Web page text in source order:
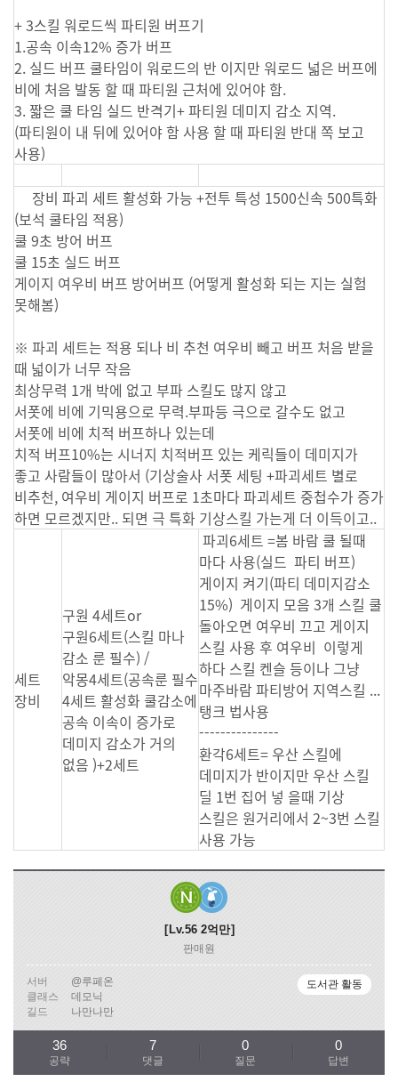
+ 3스킬 워로드씩 파티원 버프기
1.공속 이속12% 증가 버프
2. 실드 버프 쿨타임이 워로드의 반 이지만 워로드 넓은 버프에
비에 처음 발동 할 때 파티원 근처에 있어야 함.
3. 짧은 쿨 타임 실드 반격기+ 파티원 데미지 감소 지역.
(파티원이 내 뒤에 있어야 함 사용 할 때 파티원 반대 쪽 보고
사용)
장비 파괴 세트 활성화 가능 +전투 특성 1500신속 500특화
(보석 쿨타임 적용)
쿨 9초 방어 버프
쿨 15초 실드 버프
게이지 여우비 버프 방어버프 (어떻게 활성화 되는 지는 실험
못해봄)
※ 파괴 세트는 적용 되나 비 추천 여우비 빼고 버프 처음 받을
때 넓이가 너무 작음
최상무력 1개 박에 없고 부파 스킬도 많지 않고
서폿에 비에 기믹용으로 무력.부파등 극으로 갈수도 없고
서폿에 비에 치적 버프하나 있는데
치적 버프10%는 시너지 치적버프 있는 케릭들이 데미지가
좋고 사람들이 많아서 (기상술사 서폿 세팅 +파괴세트 별로
비추천, 여우비 게이지 버프로 1초마다 파괴세트 중첩수가 증가
하면 모르겠지만.. 되면 극 특화 기상스킬 가는게 더 이득이고..
세트
장비
구원 4세트or
구원6세트(스킬 마나
감소 룬 필수) /
악몽4세트(공속룬 필수
4세트 활성화 쿨감소에
공속 이속이 증가로
데미지 감소가 거의
없음 )+2세트
파괴6세트 =봄 바람 쿨 될때
마다 사용(실드 파티 버프)
게이지 켜기(파티 데미지감소
15%) 게이지 모음 3개 스킬 쿨
돌아오면 여우비 끄고 게이지
스킬 사용 후 여우비 이렇게
하다 스킬 켄슬 등이나 그냥
마주바람 파티방어 지역스킬 ...
탱크 법사용
---------------
환각6세트= 우산 스킬에
데미지가 반이지만 우산 스킬
딜 1번 집어 넣 을때 기상
스킬은 원거리에서 2~3번 스킬
사용 가능
Lv.56 2억만
판매원
서버
@루페온
클래스
데모닉
길드
나만나만
도서관 활동
공략
36
댓글
7
질문
0
답변
0